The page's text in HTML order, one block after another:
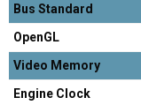
Bus Standard
OpenGL
Video Memory
Engine Clock